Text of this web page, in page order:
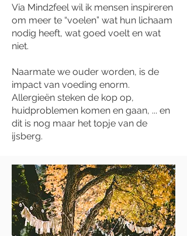
Via Mind2feel wil ik mensen inspireren
om meer te “voelen” wat hun lichaam
nodig heeft, wat goed voelt en wat
niet.
Naarmate we ouder worden, is de
impact van voeding enorm.
Allergieën steken de kop op,
huidproblemen komen en gaan, ... en
dit is nog maar het topje van de
ijsberg.